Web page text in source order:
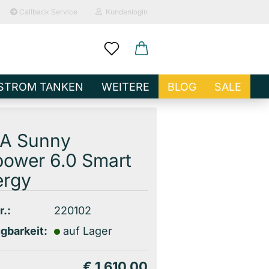
Callback Service Kundenlogin
erstellen
vergessen?
TANKEN BLOG SALE
WEITERE
Sunny
6.0 Smart
220102
auf Lager